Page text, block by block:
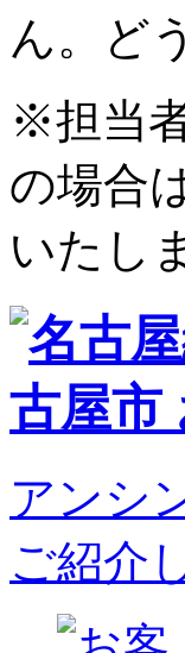
ん。ど
※担当
の場合
いたし
アンシ
ご紹介